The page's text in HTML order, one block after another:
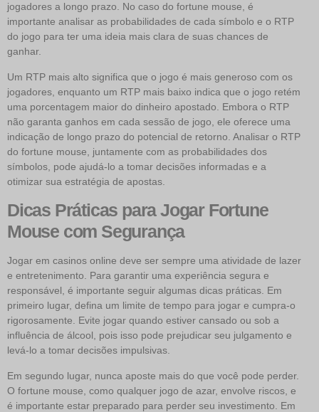
jogadores a longo prazo. No caso do fortune mouse, é
importante analisar as probabilidades de cada símbolo e o RTP
do jogo para ter uma ideia mais clara de suas chances de
ganhar.
Um RTP mais alto significa que o jogo é mais generoso com os
jogadores, enquanto um RTP mais baixo indica que o jogo retém
uma porcentagem maior do dinheiro apostado. Embora o RTP
não garanta ganhos em cada sessão de jogo, ele oferece uma
indicação de longo prazo do potencial de retorno. Analisar o RTP
do fortune mouse, juntamente com as probabilidades dos
símbolos, pode ajudá-lo a tomar decisões informadas e a
otimizar sua estratégia de apostas.
Dicas Práticas para Jogar Fortune
Mouse com Segurança
Jogar em casinos online deve ser sempre uma atividade de lazer
e entretenimento. Para garantir uma experiência segura e
responsável, é importante seguir algumas dicas práticas. Em
primeiro lugar, defina um limite de tempo para jogar e cumpra-o
rigorosamente. Evite jogar quando estiver cansado ou sob a
influência de álcool, pois isso pode prejudicar seu julgamento e
levá-lo a tomar decisões impulsivas.
Em segundo lugar, nunca aposte mais do que você pode perder.
O fortune mouse, como qualquer jogo de azar, envolve riscos, e
é importante estar preparado para perder seu investimento. Em